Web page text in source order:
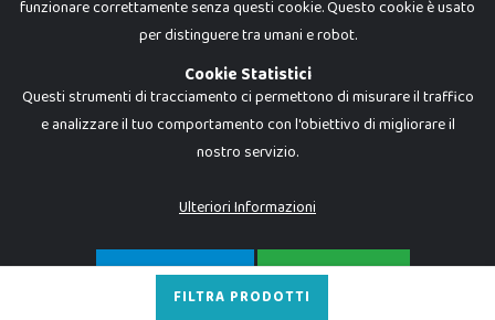
FILTRA PRODOTTI
Dadi e Mattoncini è un brand di Giocabene Srl. Ogni riproduzione o utilizzo non
I prezzi e le promozioni pubblicate potrebbero differire da quanto esposto in
P.IVA 02608090425 - REA AN201199 - C.S. 10.000 i.v.
funzionare correttamente senza questi cookie. Questo cookie è usato
per distinguere tra umani e robot.
Cookie Statistici
Questi strumenti di tracciamento ci permettono di misurare il traffico
e analizzare il tuo comportamento con l'obiettivo di migliorare il
nostro servizio.
Ulteriori Informazioni
SOLO NECESSARI ACCETTA TUTTO